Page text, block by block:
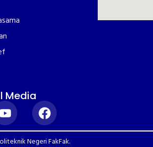
Media
Negeri FakFak.